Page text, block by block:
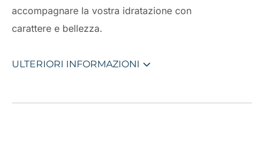
accompagnare la vostra idratazione con
carattere e bellezza.
ULTERIORI INFORMAZIONI